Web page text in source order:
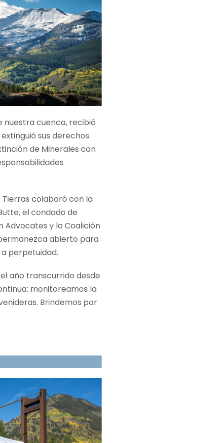
nuestra cuenca, recibió
sus derechos
de Minerales con
colaboró con la
el condado de
Advocates y la Coalición
abierto para
perpetuidad.
año transcurrido desde
monitoreamos la
Brindemos por